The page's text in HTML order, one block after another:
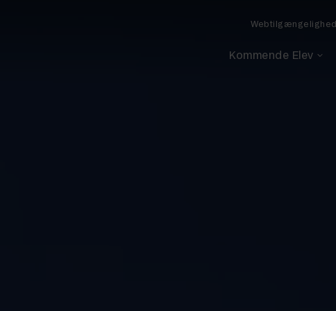
Kommende Elev
Webtilgængelighed